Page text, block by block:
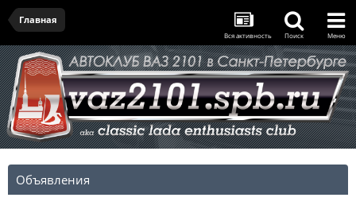
Главная
Вся активность Поиск Меню
Объявления